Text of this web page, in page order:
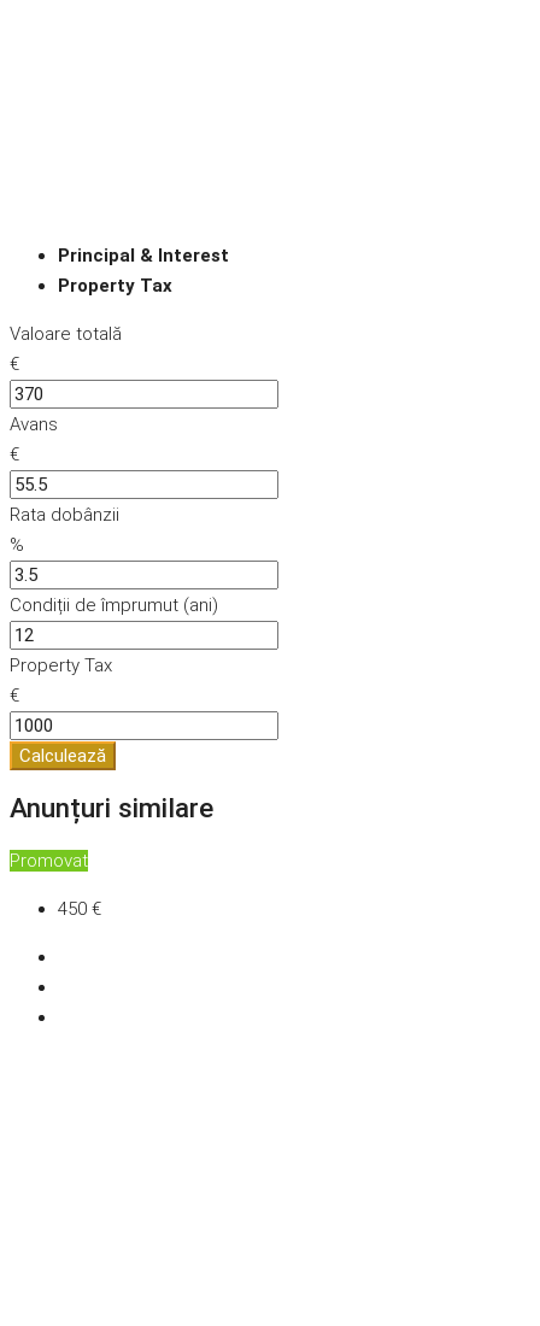
Principal & Interest
Property Tax
Valoare totală
€
Avans
€
Rata dobânzii
%
Condiții de împrumut (ani)
Property Tax
€
Calculează
Anunțuri similare
Promovat
450 €